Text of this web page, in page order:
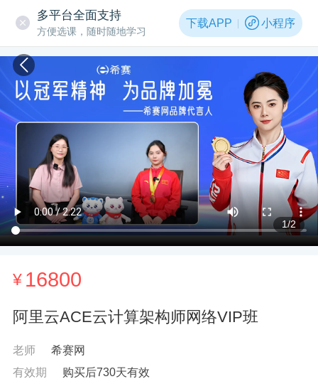
多平台全面支持
方便选课，随时随地学习
下载APP 小程序
1/2
¥ 16800
阿里云ACE云计算架构师网络VIP班
老师
希赛网
有效期
购买后730天有效